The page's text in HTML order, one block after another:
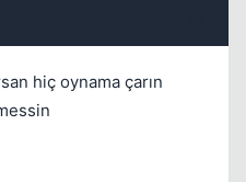
hiç oynama çarın